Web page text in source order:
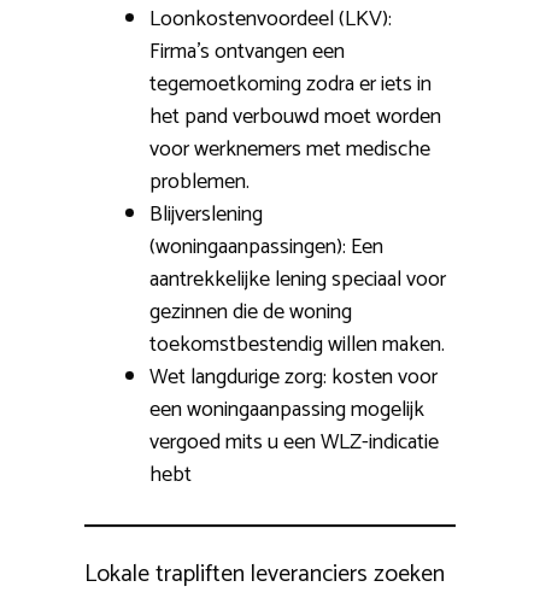
Loonkostenvoordeel (LKV):
Firma’s ontvangen een
tegemoetkoming zodra er iets in
het pand verbouwd moet worden
voor werknemers met medische
problemen.
Blijverslening
(woningaanpassingen): Een
aantrekkelijke lening speciaal voor
gezinnen die de woning
toekomstbestendig willen maken.
Wet langdurige zorg: kosten voor
een woningaanpassing mogelijk
vergoed mits u een WLZ-indicatie
hebt
Lokale trapliften leveranciers zoeken